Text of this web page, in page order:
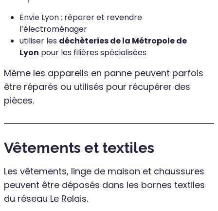
Envie Lyon : réparer et revendre
l’électroménager
utiliser les déchèteries de la Métropole de
Lyon pour les filières spécialisées
Même les appareils en panne peuvent parfois
être réparés ou utilisés pour récupérer des
pièces.
Vêtements et textiles
Les vêtements, linge de maison et chaussures
peuvent être déposés dans les bornes textiles
du réseau Le Relais.